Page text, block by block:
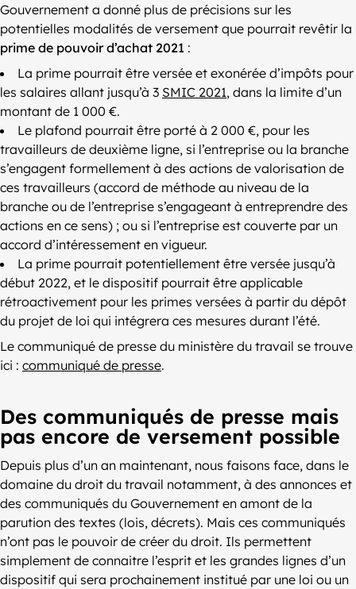
Gouvernement a donné plus de précisions sur les
potentielles modalités de versement que pourrait revêtir la
prime de pouvoir d’achat 2021 :
La prime pourrait être versée et exonérée d’impôts pour
les salaires allant jusqu’à 3 SMIC 2021, dans la limite d’un
montant de 1 000 €.
Le plafond pourrait être porté à 2 000 €, pour les
travailleurs de deuxième ligne, si l’entreprise ou la branche
s’engagent formellement à des actions de valorisation de
ces travailleurs (accord de méthode au niveau de la
branche ou de l’entreprise s’engageant à entreprendre des
actions en ce sens) ; ou si l’entreprise est couverte par un
accord d’intéressement en vigueur.
La prime pourrait potentiellement être versée jusqu’à
début 2022, et le dispositif pourrait être applicable
rétroactivement pour les primes versées à partir du dépôt
du projet de loi qui intégrera ces mesures durant l’été.
Le communiqué de presse du ministère du travail se trouve
ici : communiqué de presse.
Des communiqués de presse mais
pas encore de versement possible
Depuis plus d’un an maintenant, nous faisons face, dans le
domaine du droit du travail notamment, à des annonces et
des communiqués du Gouvernement en amont de la
parution des textes (lois, décrets). Mais ces communiqués
n’ont pas le pouvoir de créer du droit. Ils permettent
simplement de connaitre l’esprit et les grandes lignes d’un
dispositif qui sera prochainement institué par une loi ou un